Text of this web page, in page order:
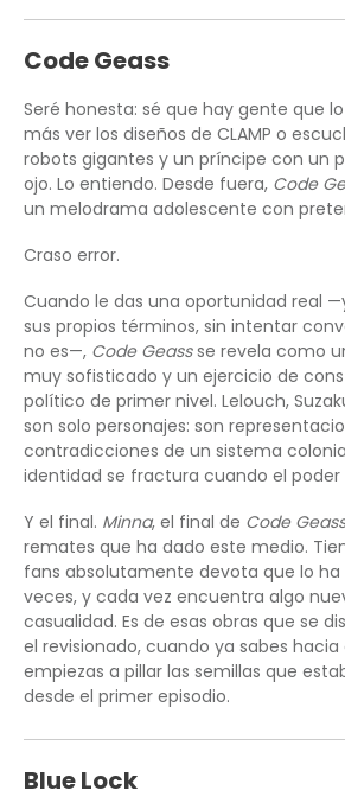
Code Geass
Seré honesta: sé que hay gente que
más ver los diseños de CLAMP o
robots gigantes y un príncipe con un
ojo. Lo entiendo. Desde fuera, Code
un melodrama adolescente con
Craso error.
Cuando le das una oportunidad real
sus propios términos, sin intentar
no es—, Code Geassse revela como
muy sofisticado y un ejercicio de
político de primer nivel. Lelouch,
son solo personajes: son
contradicciones de un sistema
identidad se fractura cuando el poder
Y el final. Minna, el final de Code Geass
remates que ha dado este medio.
fans absolutamente devota que lo ha
veces, y cada vez encuentra algo
casualidad. Es de esas obras que se
el revisionado, cuando ya sabes
empiezas a pillar las semillas que
desde el primer episodio.
Blue Lock